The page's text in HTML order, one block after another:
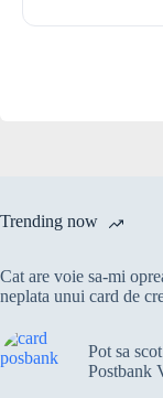
Trending now
Cat are voie sa-mi
neplata unui card de
Pot sa
Postbank